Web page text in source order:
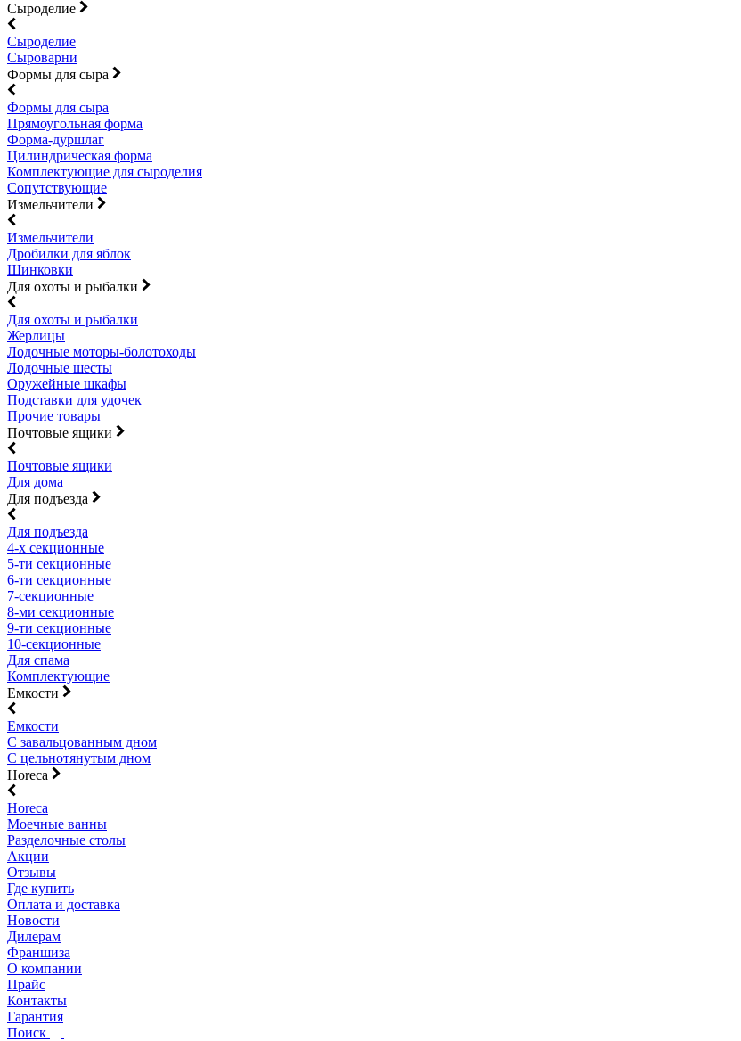
Сыроделие
Сыроделие
Сыроварни
Формы для сыра
Формы для сыра
Прямоугольная форма
Форма-дуршлаг
Цилиндрическая форма
Комплектующие для сыроделия
Сопутствующие
Измельчители
Измельчители
Дробилки для яблок
Шинковки
Для охоты и рыбалки
Для охоты и рыбалки
Жерлицы
Лодочные моторы-болотоходы
Лодочные шесты
Оружейные шкафы
Подставки для удочек
Прочие товары
Почтовые ящики
Почтовые ящики
Для дома
Для подъезда
Для подъезда
4-х секционные
5-ти секционные
6-ти секционные
7-секционные
8-ми секционные
9-ти секционные
10-секционные
Для спама
Комплектующие
Емкости
Емкости
С завальцованным дном
С цельнотянутым дном
Horeca
Horeca
Моечные ванны
Разделочные столы
Акции
Отзывы
Где купить
Оплата и доставка
Новости
Дилерам
Франшиза
О компании
Прайс
Контакты
Гарантия
Поиск